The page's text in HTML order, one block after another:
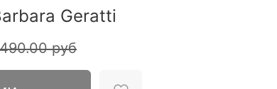
Geratti
руб